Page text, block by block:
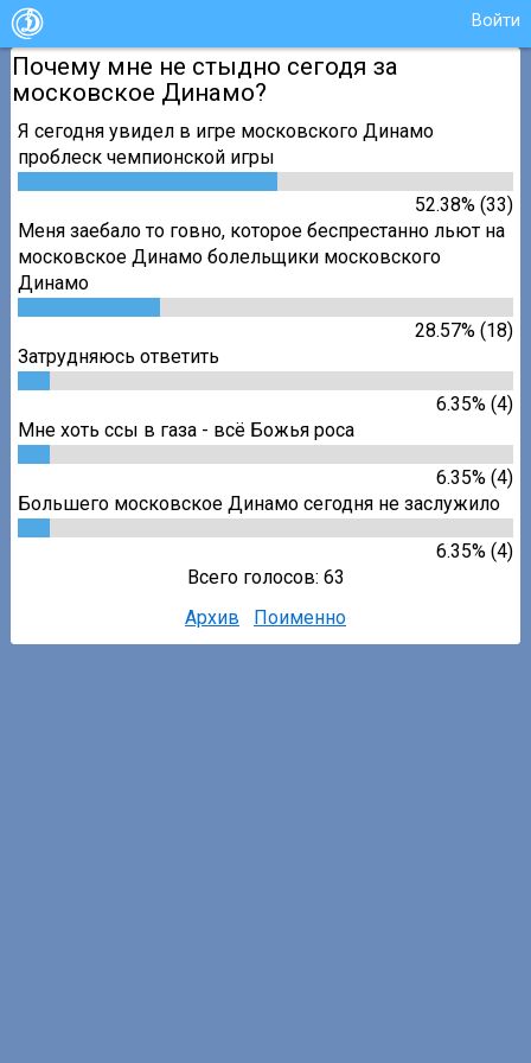
Войти
Почему мне не стыдно сегодя за
московское Динамо?
Я сегодня увидел в игре московского Динамо
проблеск чемпионской игры
52.38% (33)
Меня заебало то говно, которое беспрестанно льют на
московское Динамо болельщики московского
Динамо
28.57% (18)
Затрудняюсь ответить
6.35% (4)
Мне хоть ссы в газа - всё Божья роса
6.35% (4)
Большего московское Динамо сегодня не заслужило
6.35% (4)
Всего голосов: 63
Архив
Поименно